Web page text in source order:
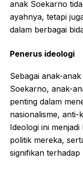
anak Soekarno
ayahnya, tetapi
dalam berbagai
Penerus ideologi
Sebagai anak-
Soekarno, anak-
penting dalam
nasionalisme,
Ideologi ini
politik mereka,
signifikan